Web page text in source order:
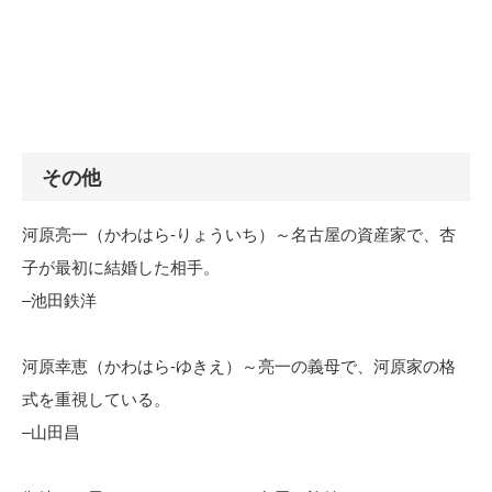
その他
河原亮一（かわはら-りょういち）～名古屋の資産家で、杏
子が最初に結婚した相手。
–池田鉄洋
河原幸恵（かわはら-ゆきえ）～亮一の義母で、河原家の格
式を重視している。
–山田昌